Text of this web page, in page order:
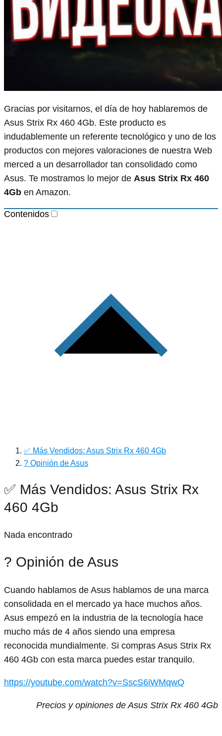
Gracias por visitarnos, el día de hoy hablaremos de
Asus Strix Rx 460 4Gb. Este producto es
indudablemente un referente tecnológico y uno de los
productos con mejores valoraciones de nuestra Web
merced a un desarrollador tan consolidado como
Asus. Te mostramos lo mejor de Asus Strix Rx 460
4Gb en Amazon.
Contenidos
✅ Más Vendidos: Asus Strix Rx 460 4Gb
? Opinión de Asus
✅ Más Vendidos: Asus Strix Rx
460 4Gb
Nada encontrado
? Opinión de Asus
Cuando hablamos de Asus hablamos de una marca
consolidada en el mercado ya hace muchos años.
Asus empezó en la industria de la tecnología hace
mucho más de 4 años siendo una empresa
reconocida mundialmente. Si compras Asus Strix Rx
460 4Gb con esta marca puedes estar tranquilo.
https://youtube.com/watch?v=SscS6iWMqwQ
Precios y opiniones de Asus Strix Rx 460 4Gb